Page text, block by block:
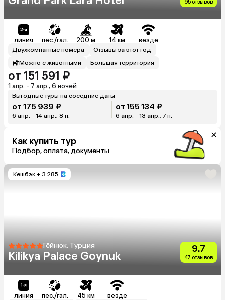
95 отзывов
линия пес./гал. 200 м 14 км везде
Двухкомнатные номера
Отзывы за этот год
Можно с животными
Большая территория
от 151 591 ₽
1 апр. - 7 апр., 6 ночей
Выгодные туры на соседние даты
от 175 939 ₽
6 апр. - 14 апр., 8 н.
от 155 134 ₽
6 апр. - 13 апр., 7 н.
Как купить тур
Подбор, оплата, документы
Кешбэк + 3 285
Гёйнюк, Турция
Kilikya Palace Goynuk
9.7
47 отзывов
линия пес./гал. 45 км везде